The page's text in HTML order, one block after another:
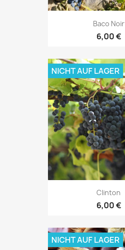
Baco Noir
6,00 €
Clinton
6,00 €
NICHT AUF LAGER
NICHT AUF LAGER